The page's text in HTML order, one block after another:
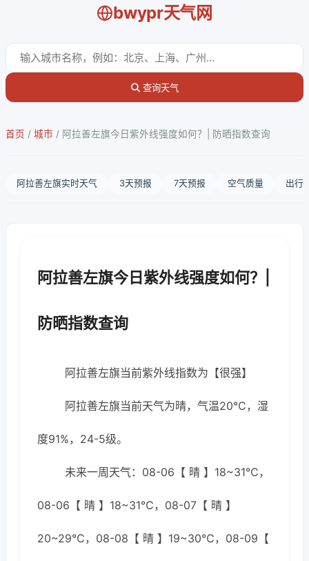
bwypr天气网
查询天气
首页 / 城市 / 阿拉善左旗今日紫外线强度如何？| 防晒指数查询
阿拉善左旗实时天气 3天预报 7天预报 空气质量 出行
阿拉善左旗今日紫外线强度如何？|
防晒指数查询
阿拉善左旗当前紫外线指数为【很强】
阿拉善左旗当前天气为晴，气温20℃，湿
度91%，24-5级。
未来一周天气：08-06【 晴 】18~31℃，
08-06【 晴 】18~31℃，08-07【 晴 】
20~29℃，08-08【 晴 】19~30℃，08-09【